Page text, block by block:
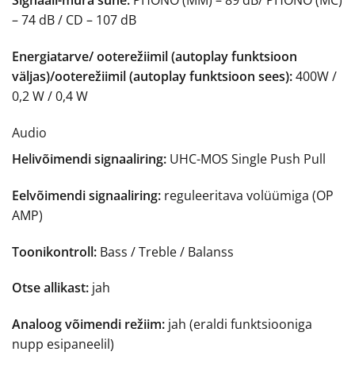
– 74 dB / CD – 107 dB
Energiatarve/ ooterežiimil (autoplay funktsioon
väljas)/ooterežiimil (autoplay funktsioon sees):400W /
0,2 W / 0,4 W
Audio
Helivõimendi signaaliring: UHC-MOS Single Push Pull
Eelvõimendi signaaliring: reguleeritava volüümiga (OP
AMP)
Toonikontroll: Bass / Treble / Balanss
Otse allikast: jah
Analoog võimendi režiim: jah (eraldi funktsiooniga
nupp esipaneelil)